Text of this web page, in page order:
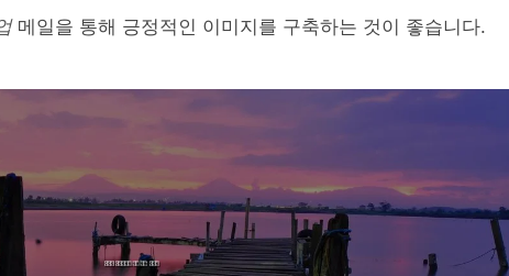
메일을 통해 긍정적인 이미지를 구축하는 것이 좋습니다.